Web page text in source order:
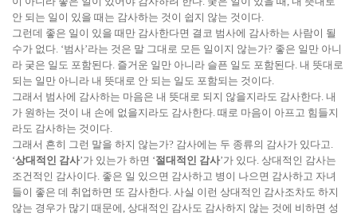
안 되는 일이 있을 때는 감사하는 것이 쉽지 않는 것이다.
그런데 좋은 일이 있을 때만 감사한다면 결코 범사에 감사하는 사람이 될
수가 없다. ‘범사’라는 것은 말 그대로 모든 일이지 않는가? 좋은 일만 아니
라 궂은 일도 포함된다. 즐거운 일만 아니라 슬픈 일도 포함된다. 내 뜻대로
되는 일만 아니라 내 뜻대로 안 되는 일도 포함되는 것이다.
그래서 범사에 감사하는 마음은 내 뜻대로 되지 않을지라도 감사한다. 내
가 원하는 것이 내 손에 없을지라도 감사한다. 때로 마음이 아프고 힘들지
라도 감사하는 것이다.
그래서 흔히 그런 말을 하지 않는가? 감사에는 두 종류의 감사가 있다고.
‘상대적인 감사’가 있는가 하면 ‘절대적인 감사’가 있다. 상대적인 감사는
조건적인 감사이다. 좋은 일 있으면 감사하고 병이 나으면 감사하고 자녀
들이 좋은 데 취업하면 또 감사한다. 사실 이런 상대적인 감사조차도 하지
않는 경우가 많기 때문에, 상대적인 감사도 감사하지 않는 것에 비하면 성